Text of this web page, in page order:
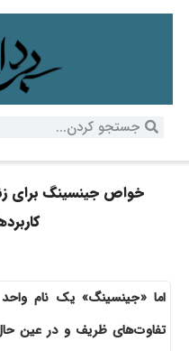
خواص جینسینگ برای
اما «جینسینگ» یک نام
تفاوت‌های ظریف و در عین حال